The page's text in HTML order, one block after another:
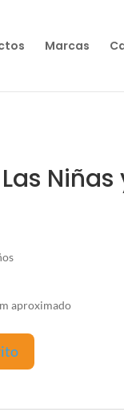
Marcas
Niñas
aproximado